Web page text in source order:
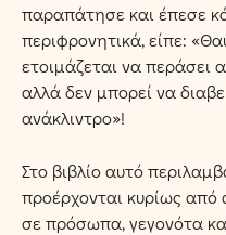
παραπάτησε και έπεσε
περιφρονητικά, είπε:
ετοιµάζεται να
αλλά δεν µπορεί να
ανάκλιντρο»!
Στο βιβλίο αυτό
προέρχονται κυρίως από
σε πρόσωπα, γεγονότα